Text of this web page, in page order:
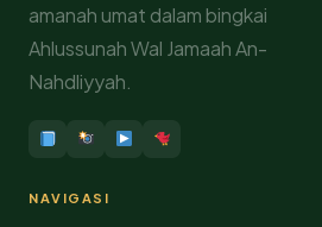
amanah umat dalam bingkai
Ahlussunah Wal Jamaah An-
Nahdliyyah.
NAVIGASI